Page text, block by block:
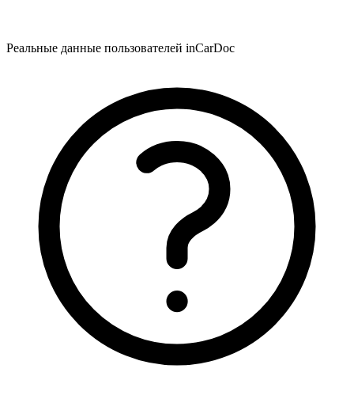
Реальные данные пользователей inCarDoc